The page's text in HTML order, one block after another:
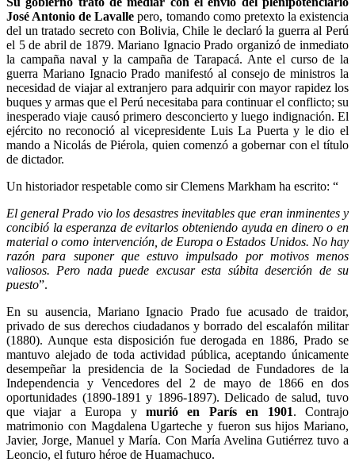
José Antonio de Lavalle pero, tomando como pretexto la existencia
del un tratado secreto con Bolivia, Chile le declaró la guerra al Perú
el 5 de abril de 1879. Mariano Ignacio Prado organizó de inmediato
la campaña naval y la campaña de Tarapacá. Ante el curso de la
guerra Mariano Ignacio Prado manifestó al consejo de ministros la
necesidad de viajar al extranjero para adquirir con mayor rapidez los
buques y armas que el Perú necesitaba para continuar el conflicto; su
inesperado viaje causó primero desconcierto y luego indignación. El
ejército no reconoció al vicepresidente Luis La Puerta y le dio el
mando a Nicolás de Piérola, quien comenzó a gobernar con el título
de dictador.
Un historiador respetable como sir Clemens Markham ha escrito: “
El general Prado vio los desastres inevitables que eran inminentes y
concibió la esperanza de evitarlos obteniendo ayuda en dinero o en
material o como intervención, de Europa o Estados Unidos. No hay
razón para suponer que estuvo impulsado por motivos menos
valiosos. Pero nada puede excusar esta súbita deserción de su
puesto”.
En su ausencia, Mariano Ignacio Prado fue acusado de traidor,
privado de sus derechos ciudadanos y borrado del escalafón militar
(1880). Aunque esta disposición fue derogada en 1886, Prado se
mantuvo alejado de toda actividad pública, aceptando únicamente
desempeñar la presidencia de la Sociedad de Fundadores de la
Independencia y Vencedores del 2 de mayo de 1866 en dos
oportunidades (1890-1891 y 1896-1897). Delicado de salud, tuvo
que viajar a Europa y murió en París en 1901. Contrajo
matrimonio con Magdalena Ugarteche y fueron sus hijos Mariano,
Javier, Jorge, Manuel y María. Con María Avelina Gutiérrez tuvo a
Leoncio, el futuro héroe de Huamachuco.